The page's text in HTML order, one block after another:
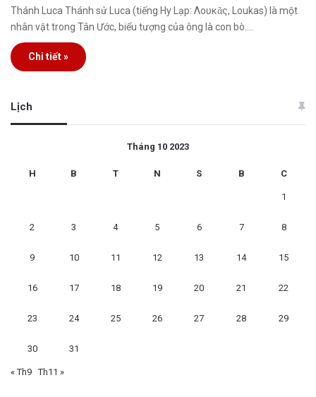
Thánh Luca Thánh sử Luca (tiếng Hy Lạp: Λουκᾶς, Loukas) là một
nhân vật trong Tân Ước, biểu tượng của ông là con bò.…
Chi tiết »
Lịch
Tháng 10 2023
H B T N S B C
1
2 3 4 5 6 7 8
9 10 11 12 13 14 15
16 17 18 19 20 21 22
23 24 25 26 27 28 29
30 31
« Th9 Th11 »